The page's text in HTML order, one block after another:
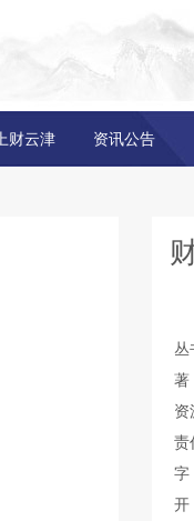
上财云津 资讯公告
丛
著
资
责